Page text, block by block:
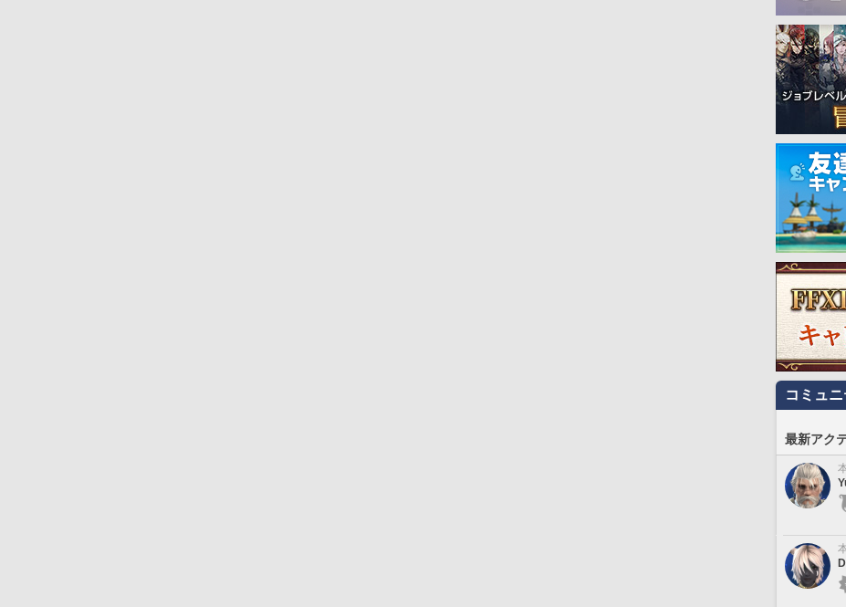
コミュ
最新アク